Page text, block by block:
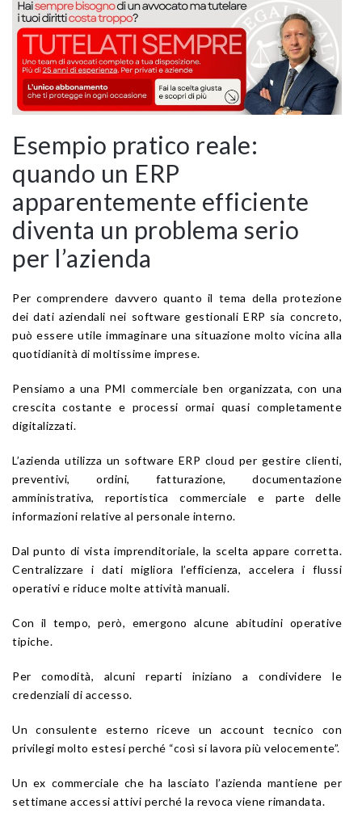
Esempio pratico reale:
quando un ERP
apparentemente efficiente
diventa un problema serio
per l’azienda
Per comprendere davvero quanto il tema della protezione
dei dati aziendali nei software gestionali ERP sia concreto,
può essere utile immaginare una situazione molto vicina alla
quotidianità di moltissime imprese.
Pensiamo a una PMI commerciale ben organizzata, con una
crescita costante e processi ormai quasi completamente
digitalizzati.
L’azienda utilizza un software ERP cloud per gestire clienti,
preventivi, ordini, fatturazione, documentazione
amministrativa, reportistica commerciale e parte delle
informazioni relative al personale interno.
Dal punto di vista imprenditoriale, la scelta appare corretta.
Centralizzare i dati migliora l’efficienza, accelera i flussi
operativi e riduce molte attività manuali.
Con il tempo, però, emergono alcune abitudini operative
tipiche.
Per comodità, alcuni reparti iniziano a condividere le
credenziali di accesso.
Un consulente esterno riceve un account tecnico con
privilegi molto estesi perché “così si lavora più velocemente”.
Un ex commerciale che ha lasciato l’azienda mantiene per
settimane accessi attivi perché la revoca viene rimandata.